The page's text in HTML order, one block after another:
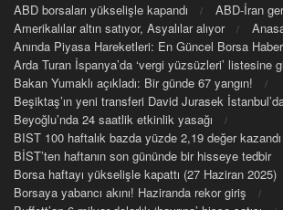
ABD borsaları yükselişle kapandı
ABD-İran
Amerikalılar altın satıyor, Asyalılar alıyor
Anında Piyasa Hareketleri: En Güncel Borsa
Arda Turan İspanya’da ‘vergi yüzsüzleri’ listesine
Bakan Yumaklı açıkladı: Bir günde 67 yangın!
Beşiktaş’ın yeni transferi David Jurasek
Beyoğlu’nda 24 saatlik etkinlik yasağı
BIST 100 haftalık bazda yüzde 2,19 değer kazandı
BİST’ten haftanın son gününde bir hisseye tedbir
Borsa haftayı yükselişle kapattı (27 Haziran 2025)
Borsaya yabancı akını! Haziranda rekor giriş